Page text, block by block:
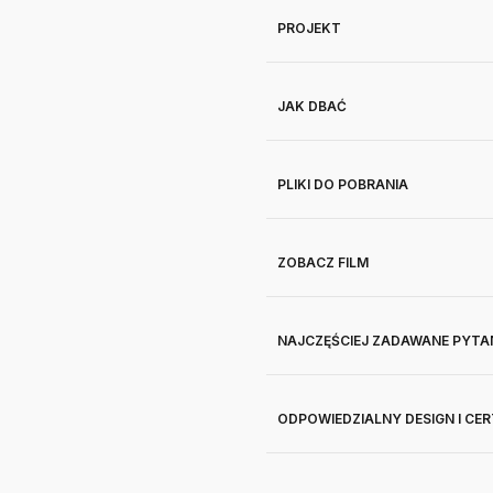
PROJEKT
JAK DBAĆ
PLIKI DO POBRANIA
ZOBACZ FILM
NAJCZĘŚCIEJ ZADAWANE
ODPOWIEDZIALNY DESIGN I